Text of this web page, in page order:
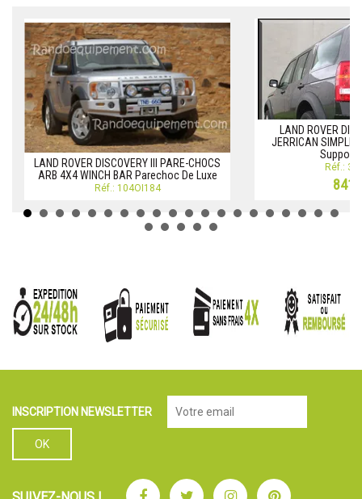
LAND ROVER DISCOVERY III PARE-CHOCS
ARB 4X4 WINCH BAR Parechoc De Luxe
Réf.: 104OI184
LAND ROVER
JERRICAN SIMPLE
Support
Réf.:
INSCRIPTION NEWSLETTER
FacebookTwitterInstagramPinterest